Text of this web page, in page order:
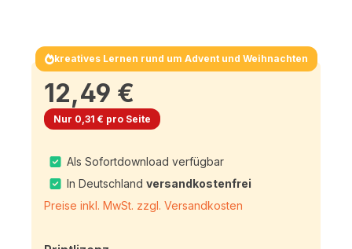
kreatives Lernen rund um Advent und Weihnachten
12,49 €
Nur 0,31 € pro Seite
Als Sofortdownload verfügbar
In Deutschlandversandkostenfrei
Preise inkl. MwSt. zzgl. Versandkosten